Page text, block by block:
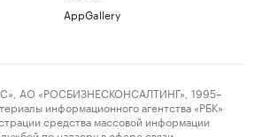
AppGallery
АО «РОСБИЗНЕСКОНСАЛТИНГ», 1995–
информационного агентства «РБК»
средства массовой информации